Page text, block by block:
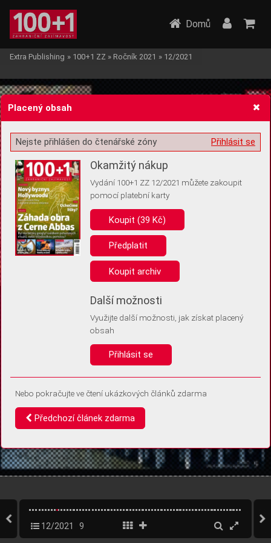
Žádost o souhlas s ukládáním volitelných informací
Pro základní fungování webu nepotřebujeme ukládat žádné informace
(tzv. cookies apod.). Rádi bychom vás ale požádali o souhlas s
uložením volitelných informací:
Anonymní unikátní ID
Díky němu příště poznáme, že se jedná o stejné zařízení, a
Identifikátor je zcela anonymní.
Vaše souhlasy a odmítnutí si ukládáme do vašeho zařízení, abychom se
vás už příště znovu neptali. Můžete je kdykoli později upravit ve Správě
Domů
Extra Publishing » 100+1 ZZ » Ročník 2021 » 12/2021
12/2021 9
Placený obsah
Přihlásit se
Nejste přihlášen do čtenářské zóny
Okamžitý nákup
Vydání 100+1 ZZ 12/2021 můžete zakoupit
pomocí platební karty
Koupit (39 Kč)
Předplatit
Koupit archiv
Další možnosti
Využijte další možnosti, jak získat placený
obsah
Přihlásit se
Nebo pokračujte ve čtení ukázkových článků zdarma
Předchozí článek zdarma